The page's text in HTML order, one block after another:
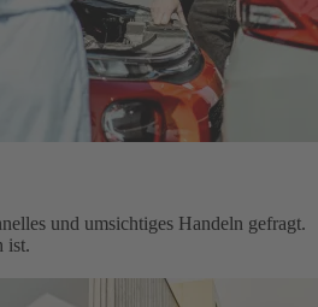
und umsichtiges Handeln gefragt.
ist.